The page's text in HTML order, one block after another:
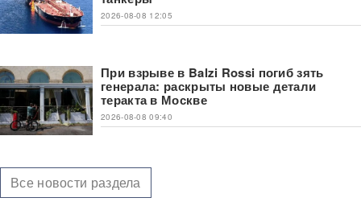
2026-08-08 12:05
При взрыве в Balzi Rossi погиб зять
генерала: раскрыты новые детали
теракта в Москве
2026-08-08 09:40
Все новости раздела